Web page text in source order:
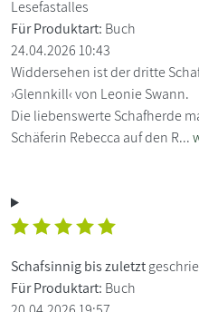
Lesefastalles
Für Produktart: Buch
24.04.2026 10:43
Widdersehen ist der dritte
›Glennkill‹ von Leonie Swann.
Die liebenswerte Schafherde
Schäferin Rebecca auf den R...
Schafsinnig bis zuletzt
Für Produktart: Buch